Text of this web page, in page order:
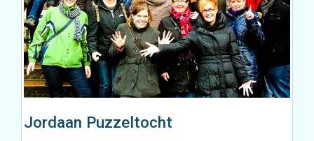
Jordaan Puzzeltocht